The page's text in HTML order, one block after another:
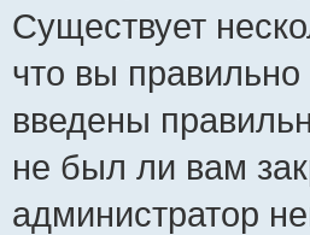
Существует
что вы
введены
не был ли вам
администратор